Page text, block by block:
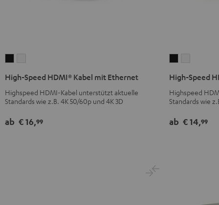
HDMI®
Kabel
mit
Ethernet
Schwarz
HDMI®
Kabel
mit
Ethernet
Weiß
High-Speed HDMI® Kabel mit Ethernet
Highspeed HDMI-Kabel unterstützt aktuelle
Standards wie z.B. 4K 50/60p und 4K 3D
ab € 16,99
HDMI®
Kabel
mit
Ethernet
Schwarz
HDMI®
Kabel
mit
Ethernet
Weiß
High-Speed
Highspeed
Standards wie
ab € 14,99